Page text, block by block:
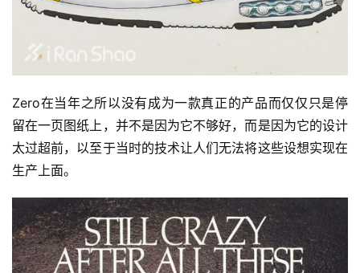
Zero在当年之所以没有成为一款真正的产品而仅仅只是停
留在一页图纸上，并不是因为它不够好，而是因为它的设计
太过超前，以至于当时的技术让人们无法将这些设想实现在
生产上面。